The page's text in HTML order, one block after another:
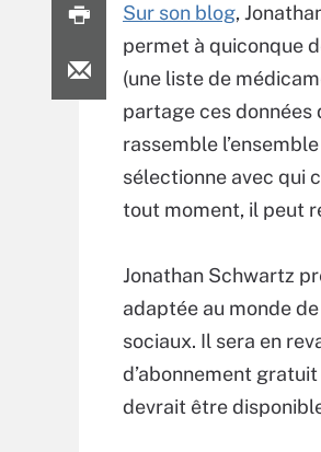
Sur son blog,
permet à quiconque
(une liste de
partage ces données
rassemble
sélectionne avec qui
tout moment, il peut
Jonathan Schwartz
adaptée au monde
sociaux. Il sera en
d’abonnement
devrait être